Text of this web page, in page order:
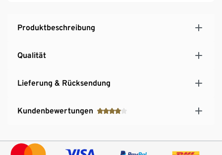
Produktbeschreibung
Qualität
Lieferung & Rücksendung
Kundenbewertungen